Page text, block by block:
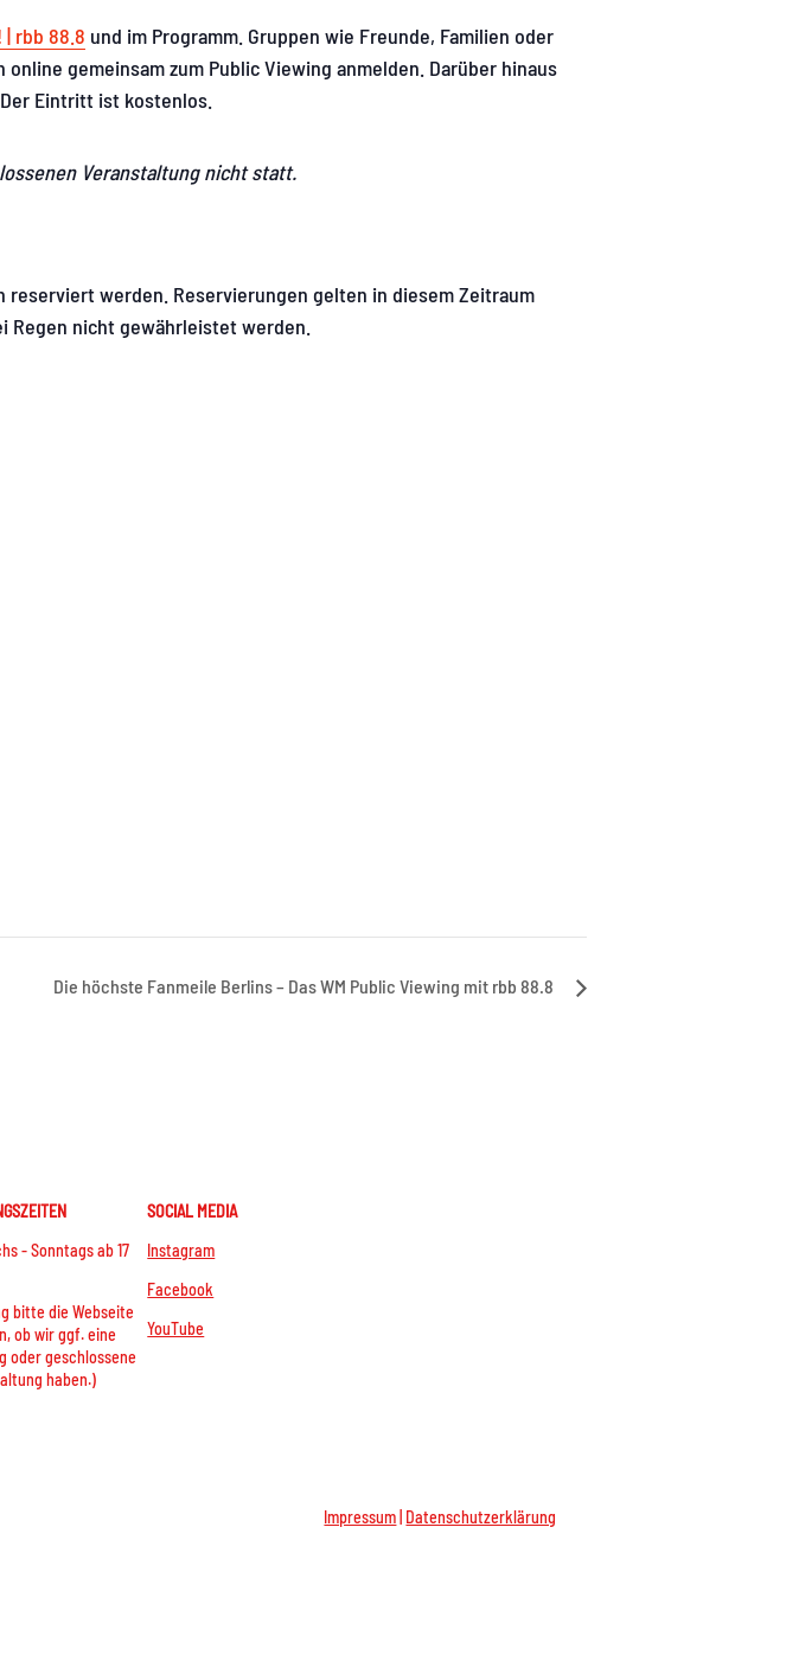
rbb 88.8 und im Programm. Gruppen wie Freunde, Familien oder
gemeinsam zum Public Viewing anmelden. Darüber hinaus
Eintritt ist kostenlos.
Veranstaltung nicht statt.
werden. Reservierungen gelten in diesem Zeitraum
Regen nicht gewährleistet werden.
Die höchste Fanmeile Berlins – Das WM Public Viewing mit rbb 88.8
- Sonntags ab 17
bitte die Webseite
ob wir ggf. eine
oder geschlossene
haben.)
SOCIAL MEDIA
Instagram
Facebook
YouTube
Impressum Datenschutzerklärung